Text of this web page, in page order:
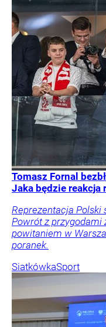
Tomasz Fornal
Jaka będzie reakcja
Reprezentacja Polski
Powrót z przygodami
powitaniem w
poranek.
SiatkówkaSport